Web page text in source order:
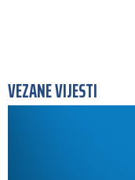
VEZANE VIJESTI